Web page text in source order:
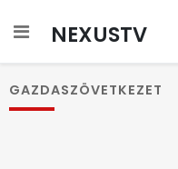
NEXUSTV
GAZDASZÖVETKEZET